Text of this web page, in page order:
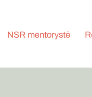
NSR mentorystė